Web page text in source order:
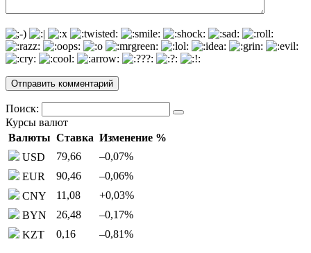
Поиск:
Курсы валют
Валюты Ставка Изменение %
USD
79,66 –0,07%
EUR
90,46 –0,06%
CNY
11,08 +0,03%
BYN
26,48 –0,17%
KZT
0,16 –0,81%